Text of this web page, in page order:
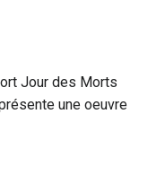
Jour des Morts
une oeuvre